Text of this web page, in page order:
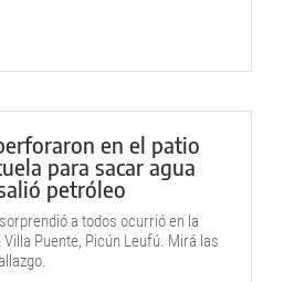
en el patio
para sacar agua
petróleo
a todos ocurrió en la
Puente, Picún Leufú. Mirá las